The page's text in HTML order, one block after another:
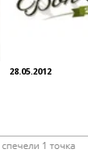
28.05.2012